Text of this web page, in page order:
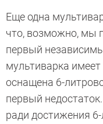
Еще одна
что, возможно, мы
первый
мультиварка
оснащена 6-
первый
ради достижения